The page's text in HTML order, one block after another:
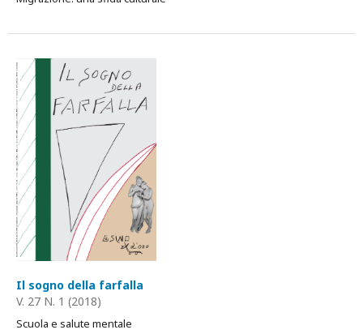
Il sogno della farfalla
V. 27 N. 1 (2018)
Scuola e salute mentale